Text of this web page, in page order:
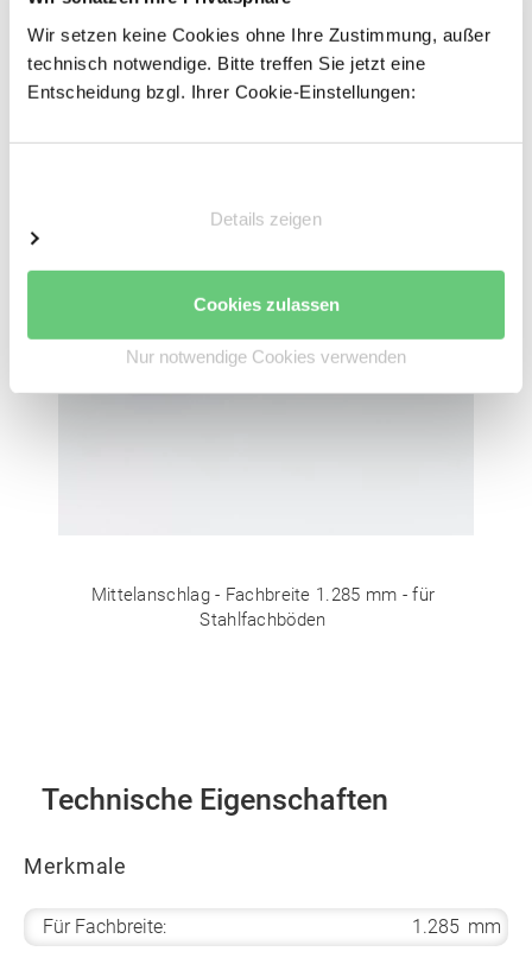
Wir setzen keine Cookies ohne Ihre Zustimmung, außer
technisch notwendige. Bitte treffen Sie jetzt eine
Entscheidung bzgl. Ihrer Cookie-Einstellungen:
Details zeigen
Cookies zulassen
Nur notwendige Cookies verwenden
Breite: 1.280 mm
Für Fachbreite 1.285 mm
Mittelanschlag - Fachbreite 1.285 mm - für
Stahlfachböden
Technische Eigenschaften
Merkmale
Für Fachbreite: 1.285 mm